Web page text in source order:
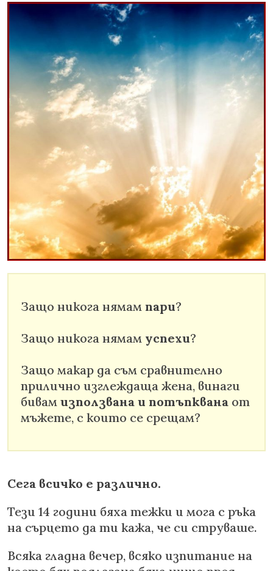
Защо никога нямам пари?
Защо никога нямам успехи?
Защо макар да съм сравнително
прилично изглеждаща жена, винаги
бивам използвана и потъпквана от
мъжете, с които се срещам?
Сега всичко е различно.
Тези 14 години бяха тежки и мога с ръка
на сърцето да ти кажа, че си струваше.
Всяка гладна вечер, всяко изпитание на